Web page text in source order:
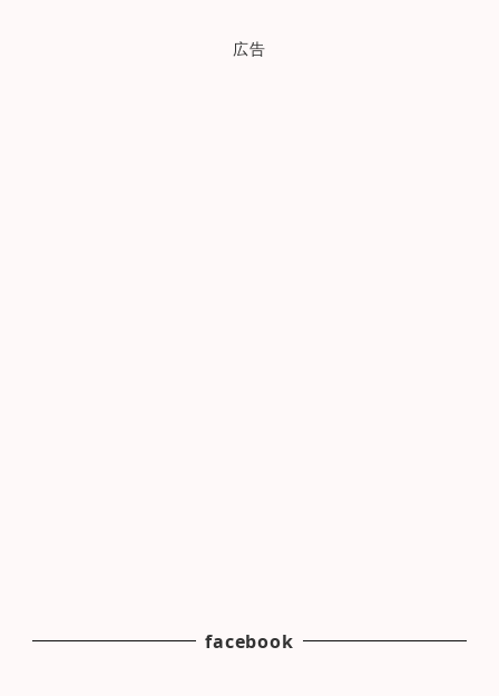
広告
facebook